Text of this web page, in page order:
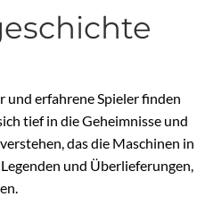
erfahrene Spieler finden
tief in die Geheimnisse und
das die Maschinen in
und Überlieferungen,